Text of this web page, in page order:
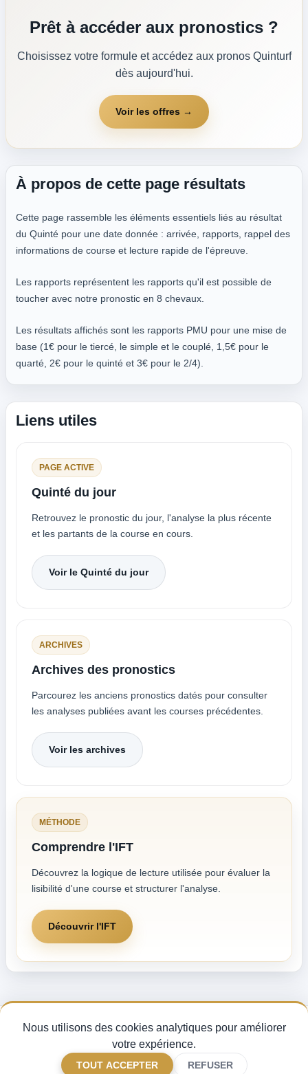
Prêt à accéder aux pronostics ?
Choisissez votre formule et accédez aux pronos Quinturf
dès aujourd'hui.
Voir les offres →
À propos de cette page résultats
Cette page rassemble les éléments essentiels liés au résultat
du Quinté pour une date donnée : arrivée, rapports, rappel des
informations de course et lecture rapide de l'épreuve.
Les rapports représentent les rapports qu'il est possible de
toucher avec notre pronostic en 8 chevaux.
Les résultats affichés sont les rapports PMU pour une mise de
base (1€ pour le tiercé, le simple et le couplé, 1,5€ pour le
quarté, 2€ pour le quinté et 3€ pour le 2/4).
Liens utiles
PAGE ACTIVE
Quinté du jour
Retrouvez le pronostic du jour, l'analyse la plus récente
et les partants de la course en cours.
Voir le Quinté du jour
ARCHIVES
Archives des pronostics
Parcourez les anciens pronostics datés pour consulter
les analyses publiées avant les courses précédentes.
Voir les archives
MÉTHODE
Comprendre l'IFT
Découvrez la logique de lecture utilisée pour évaluer la
lisibilité d'une course et structurer l'analyse.
Découvrir l'IFT
Pronostics Quinté du jour, analyse des partants et indice de fiabilité turf —
pour miser avec méthode sur les courses PMU.
Gérer mes cookies
Nous utilisons des cookies analytiques pour améliorer
votre expérience.
TOUT ACCEPTER REFUSER